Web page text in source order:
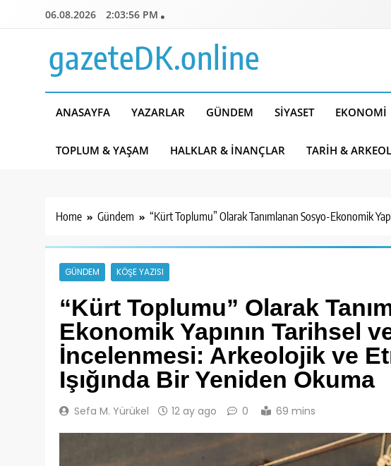
06.08.2026 2:03:57 PM
gazeteDK.online
ANASAYFA YAZARLAR GÜNDEM SIYASET EKONOMI
TOPLUM & YAŞAM HALKLAR & İNANÇLAR TARIH &
Home Gündem “Kürt Toplumu” Olarak Tanımlanan Sosyo-Ekonomik
GÜNDEM KÖŞE YAZISI
“Kürt Toplumu” Olarak
Ekonomik Yapının Tarihsel
İncelenmesi: Arkeolojik ve
Işığında Bir Yeniden Okuma
Sefa M. Yürükel 12 ay ago 0 69 mins